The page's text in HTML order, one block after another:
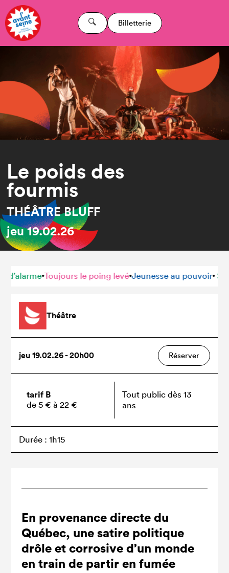
Billetterie
Le poids des
fourmis
THÉÂTRE BLUFF
jeu19.02.26
En provenance directe du
Québec, une satire politique
drôle et corrosive d’un monde
en train de partir en fumée
•Toujours le poing levé• Jeunesse au pouvoir• Sirène
Théâtre
jeu 19.02.26 - 20h00 Réserver
tarif B
de 5 € à 22 €
Tout public dès 13
ans
Durée : 1h15